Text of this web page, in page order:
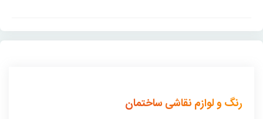
رنگ و لوازم نقاشی ساختمان